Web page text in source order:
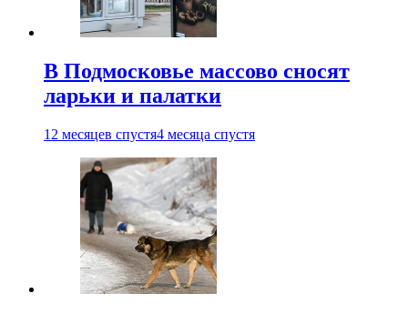
В Подмосковье массово сносят
ларьки и палатки
12 месяцев спустя4 месяца спустя